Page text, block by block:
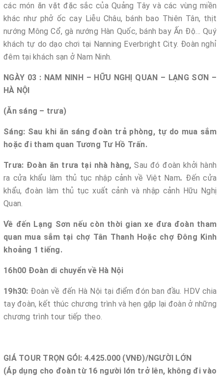
các món ăn vặt đặc sắc của Quảng Tây và các vùng miền
khác như phở ốc cay Liễu Châu, bánh bao Thiên Tân, thịt
nướng Mông Cổ, gà nướng Hàn Quốc, bánh bay Ấn Độ… Quý
khách tự do dạo chơi tại Nanning Everbright City. Đoàn nghỉ
đêm tại khách sạn ở Nam Ninh.
NGÀY 03 : NAM NINH – HỮU NGHỊ QUAN – LẠNG SƠN –
HÀ NỘI
(Ăn sáng – trưa)
Sáng: Sau khi ăn sáng đoàn trả phòng, tự do mua sắm
hoặc đi tham quan Tương Tư Hồ Trấn.
Trưa: Đoàn ăn trưa tại nhà hàng,Sau đó đoàn khởi hành
ra cửa khẩu làm thủ tục nhập cảnh về Việt Nam. Đến cửa
khẩu, đoàn làm thủ tục xuất cảnh và nhập cảnh Hữu Nghị
Quan.
Về đến Lạng Sơn nếu còn thời gian xe đưa đoàn tham
quan mua sắm tại chợ Tân Thanh Hoặc chợ Đông Kinh
khoảng 1 tiếng.
16h00 Đoàn di chuyển về Hà Nội
19h30: Đoàn về đến Hà Nội tại điểm đón ban đầu. HDV chia
tay đoàn, kết thúc chương trình và hẹn gặp lại đoàn ở những
chương trình tour tiếp theo.
GIÁ TOUR TRỌN GÓI: 4.425.000 (VNĐ)/NGƯỜI LỚN
(Áp dụng cho đoàn từ 16 người lớn trở lên, không đi vào